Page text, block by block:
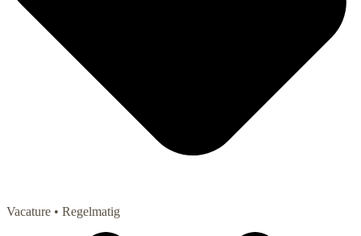
Vacature • Regelmatig